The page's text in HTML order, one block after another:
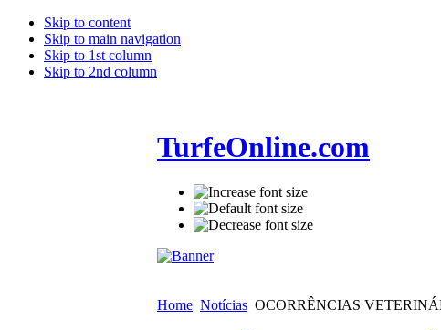
Skip to content
Skip to main navigation
Skip to 1st column
Skip to 2nd column
TurfeOnline.com
Home Notícias OCORRÊNCIAS